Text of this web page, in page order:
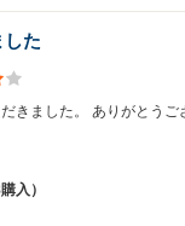
した
きました。 ありがとうご
入）